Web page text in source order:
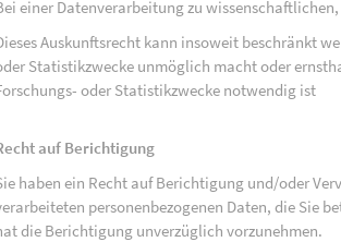
einer Datenverarbeitung zu
Auskunftsrecht kann insoweit beschränkt
Statistikzwecke unmöglich macht oder
oder Statistikzwecke notwendig ist
auf Berichtigung
haben ein Recht auf Berichtigung und/oder
personenbezogenen Daten, die Sie
die Berichtigung unverzüglich vorzunehmen.